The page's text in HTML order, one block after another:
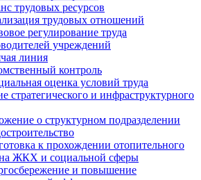
трудовых ресурсов
трудовых отношений
регулирование труда
учреждений
линия
контроль
оценка условий труда
стратегического и инфраструктурного
о структурном подразделении
к прохождении отопительного
ЖКХ и социальной сферы
и повышение